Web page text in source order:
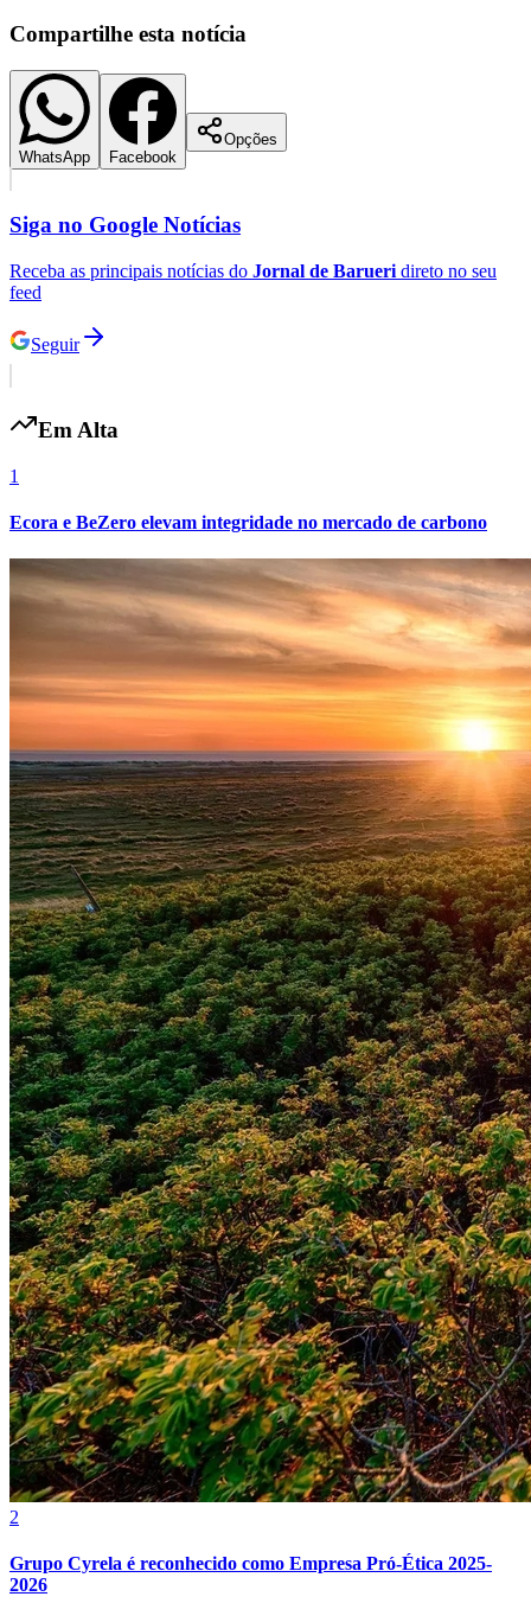
Fluminense
Vasco
Compartilhe esta notícia
WhatsApp Facebook
Opções
Siga no Google Notícias
Receba as principais notícias do Jornal de Barueri direto no seu
feed
Seguir
Em Alta
1
Ecora e BeZero elevam integridade no mercado de carbono
2
Grupo Cyrela é reconhecido como Empresa Pró-Ética 2025-
2026